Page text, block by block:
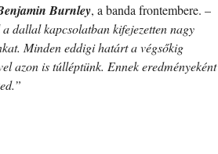
Burnley, a banda frontembere. –
a dallal kapcsolatban kifejezetten nagy
Minden eddigi határt a végsőkig
azon is túlléptünk. Ennek eredményeként